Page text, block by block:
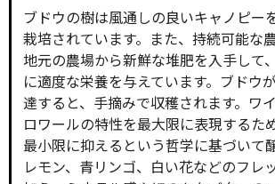
ブドウの樹は風通しの良いキャノピー
栽培されています。また、持続可能な
地元の農場から新鮮な堆肥を入手して
に適度な栄養を与えています。ブドウ
達すると、手摘みで収穫されます。ワ
ロワールの特性を最大限に表現するた
最小限に抑えるという哲学に基づいて
レモン、青リンゴ、白い花などのフレ